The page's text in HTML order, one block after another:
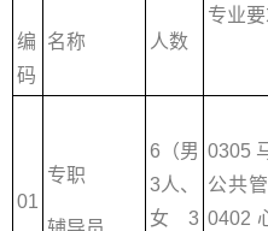
编
码
名称 人数
专业
01
专职
6（男
3人、
女3
0305
公共
0402